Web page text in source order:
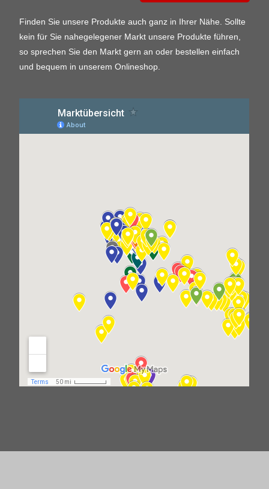
Finden Sie unsere Produkte auch ganz in Ihrer Nähe. Sollte
kein für Sie nahegelegener Markt unsere Produkte führen,
so sprechen Sie den Markt gern an oder bestellen einfach
und bequem in unserem Onlineshop.